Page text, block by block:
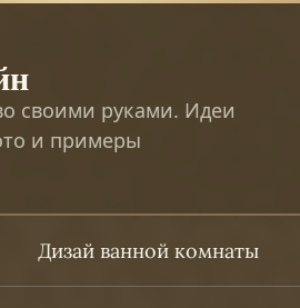
своими руками. Идеи
и примеры
Дизай ванной комнаты